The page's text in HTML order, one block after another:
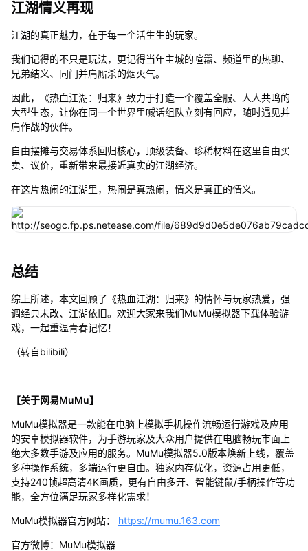
江湖情义再现
江湖的真正魅力，在于每一个活生生的玩家。
我们记得的不只是玩法，更记得当年主城的喧嚣、频道里的热聊、
兄弟结义、同门并肩厮杀的烟火气。
因此，《热血江湖：归来》致力于打造一个覆盖全服、人人共鸣的
大型生态，让你在同一个世界里喊话组队立刻有回应，随时遇见并
肩作战的伙伴。
自由摆摊与交易体系回归核心，顶级装备、珍稀材料在这里自由买
卖、议价，重新带来最接近真实的江湖经济。
在这片热闹的江湖里，热闹是真热闹，情义是真正的情义。
总结
综上所述，本文回顾了《热血江湖：归来》的情怀与玩家热爱，强
调经典未改、江湖依旧。欢迎大家来我们MuMu模拟器下载体验游
戏，一起重温青春记忆！
（转自bilibili）
【关于网易MuMu】
MuMu模拟器是一款能在电脑上模拟手机操作流畅运行游戏及应用
的安卓模拟器软件，为手游玩家及大众用户提供在电脑畅玩市面上
绝大多数手游及应用的服务。MuMu模拟器5.0版本焕新上线，覆盖
多种操作系统，多端运行更自由。独家内存优化，资源占用更低，
支持240帧超高清4K画质，更有自由多开、智能键鼠/手柄操作等功
能，全方位满足玩家多样化需求！
MuMu模拟器官方网站： https://mumu.163.com
官方微博：MuMu模拟器